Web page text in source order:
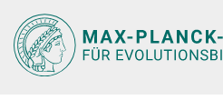
Hauptinhalt